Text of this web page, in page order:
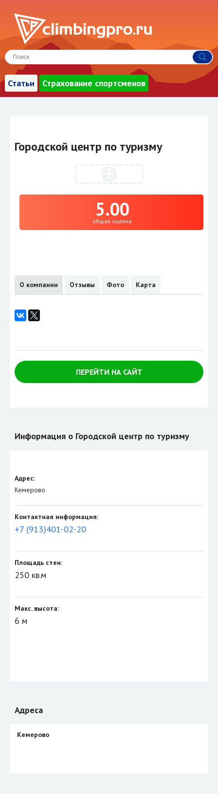
Статьи Страхование спортсменов
Городской центр по туризму
5.00
общая оценка
О компании Отзывы Фото Карта
ПЕРЕЙТИ НА САЙТ
Информация о Городской центр по туризму
Адрес:
Кемерово
Контактная информация:
+7 (913)401-02-20
Площадь стен:
250 кв.м
Макс. высота:
6 м
Адреса
Кемерово